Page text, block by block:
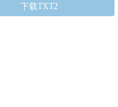
下载TXT2